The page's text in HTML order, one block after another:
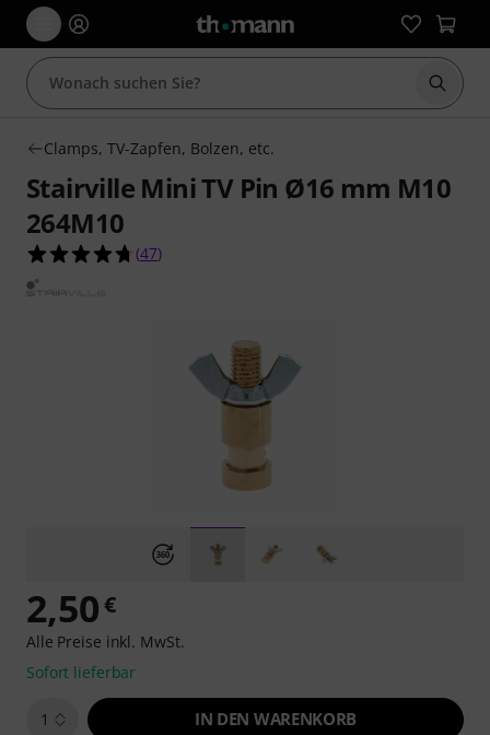
Suche
Clamps, TV-Zapfen, Bolzen, etc.
Stairville Mini TV Pin Ø16 mm M10
264M10
4.7 von 5 Sternen aus 47 Kundenbewertungen
(47)
2,50€
Alle Preise inkl. MwSt.
Sofort lieferbar
1 IN DEN WARENKORB